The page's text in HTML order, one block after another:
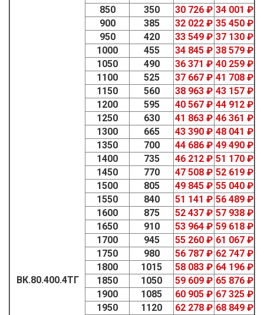
ВК.80.400.4ТГ
850
350 30 726 ₽ 34 001 ₽
900
385 32 022 ₽ 35 450 ₽
950
420 33 549 ₽ 37 130 ₽
1000
455 34 845 ₽ 38 579 ₽
1050
490 36 371 ₽ 40 259 ₽
1100
525 37 667 ₽ 41 708 ₽
1150
560 38 963 ₽ 43 157 ₽
1200
595 40 567 ₽ 44 912 ₽
1250
630 41 863 ₽ 46 361 ₽
1300
665 43 390 ₽ 48 041 ₽
1350
700 44 686 ₽ 49 490 ₽
1400
735 46 212 ₽ 51 170 ₽
1450
770 47 508 ₽ 52 619 ₽
1500
805 49 845 ₽ 55 040 ₽
1550
840 51 141 ₽ 56 489 ₽
1600
875 52 437 ₽ 57 938 ₽
1650
910 53 964 ₽ 59 618 ₽
1700
945 55 260 ₽ 61 067 ₽
1750
980 56 787 ₽ 62 747 ₽
1800
1015 58 083 ₽ 64 196 ₽
1850
1050 59 609 ₽ 65 876 ₽
1900
1085 60 905 ₽ 67 325 ₽
1950
1120 62 278 ₽ 68 849 ₽